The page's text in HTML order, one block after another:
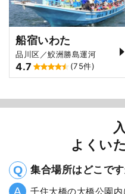
船宿いわた
品川区／鮫洲勝島運河
4.7 (75件)
よくい
集合場所はどこです
千住大橋の大橋公園